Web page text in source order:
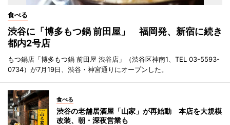
食べる
渋谷に「博多もつ鍋 前田屋」 福岡発、新宿に続き
都内2号店
もつ鍋店「博多もつ鍋 前田屋 渋谷店」（渋谷区神南1、TEL 03-5593-
0734）が7月19日、渋谷・神宮通りにオープンした。
食べる
渋谷の老舗居酒屋「山家」が再始動 本店を大規模
改装、朝・深夜営業も